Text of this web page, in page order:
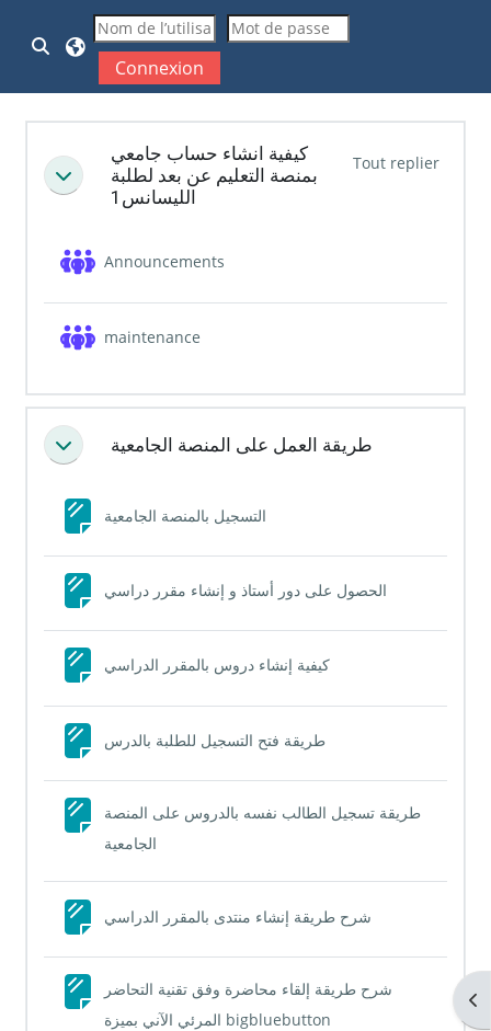
Passer au contenu principal
Activer/désactiver la saisie de recherche
Connexion
Replier
كيفية انشاء حساب جامعي
بمنصة التعليم عن بعد لطلبة
الليسانس1
Tout replier
Announcements
maintenance
Replier طريقة العمل على المنصة الجامعية
التسجيل بالمنصة الجامعيةPage
الحصول على دور أستاذ و إنشاء مقرر دراسيPage
كيفية إنشاء دروس بالمقرر الدراسيPage
طريقة فتح التسجيل للطلبة بالدرسPage
طريقة تسجيل الطالب نفسه بالدروس على المنصة
الجامعيةPage
شرح طريقة إنشاء منتدى بالمقرر الدراسيPage
شرح طريقة إلقاء محاضرة وفق تقنية التحاضر
المرئي الآني بميزة bigbluebuttonPage